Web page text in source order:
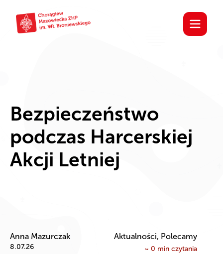
Bezpieczeństwo
podczas Harcerskiej
Akcji Letniej
Anna Mazurczak
8.07.26
Aktualności, Polecamy
~ 0 min czytania